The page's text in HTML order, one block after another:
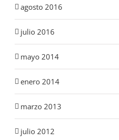
agosto 2016
julio 2016
mayo 2014
enero 2014
marzo 2013
julio 2012